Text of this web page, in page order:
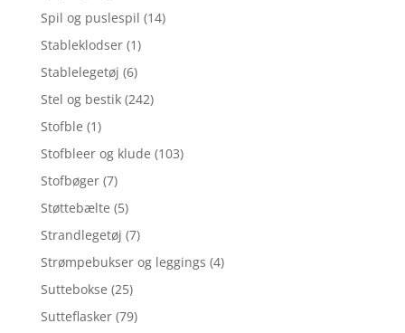
Spil og puslespil (14)
Stableklodser (1)
Stablelegetøj (6)
Stel og bestik (242)
Stofble (1)
Stofbleer og klude (103)
Stofbøger (7)
Støttebælte (5)
Strandlegetøj (7)
Strømpebukser og leggings (4)
Suttebokse (25)
Sutteflasker (79)